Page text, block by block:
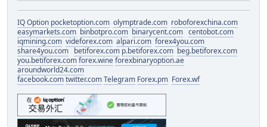
IQ Option pocketoption.com olymptrade.com roboforexchina.com
easymarkets.com binbotpro.com binarycent.com centobot.com
iqmining.com videforex.com alpari.com forex4you.com
share4you.com betiforex.com p.betiforex.com beg.betiforex.com
you.betiforex.comforex.wineforexbinaryoption.ae
aroundworld24.com
facebook.comtwitter.comTelegram Forex.pm Forex.wf